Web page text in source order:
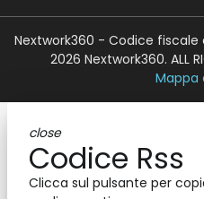
Nextwork360 - Codice fiscale
2026 Nextwork360. ALL
Mappa
close
Codice Rss
Clicca sul pulsante per